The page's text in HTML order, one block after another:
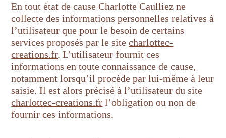
En tout état de cause Charlotte Caulliez ne
collecte des informations personnelles relatives à
l’utilisateur que pour le besoin de certains
services proposés par le sitecharlottec-
creations.fr. L’utilisateur fournit ces
informations en toute connaissance de cause,
notamment lorsqu’il procède par lui-même à leur
saisie. Il est alors précisé à l’utilisateur du site
charlottec-creations.fr l’obligation ou non de
fournir ces informations.